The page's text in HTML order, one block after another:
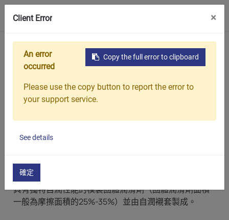
首頁 產品 銅自潤軸承
銅自潤軸承
銅自潤軸承
嵌有固體潤滑劑的黃銅合金襯套是在襯套基體的金屬摩
擦面上開出大小合適、排列整齊的空腔。在型腔中嵌入
具有獨特自潤性能的模製固體潤滑劑（固體潤滑劑面積
一般為摩擦面積的25%-35%）並由自潤襯套製成。
Client Error ×
Copy the full error to clipboard
An error
occurred
Please use the copy button to report the error to
your support service.
See details
確定